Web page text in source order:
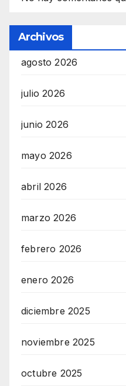
Archivos
agosto 2026
julio 2026
junio 2026
mayo 2026
abril 2026
marzo 2026
febrero 2026
enero 2026
diciembre 2025
noviembre 2025
octubre 2025